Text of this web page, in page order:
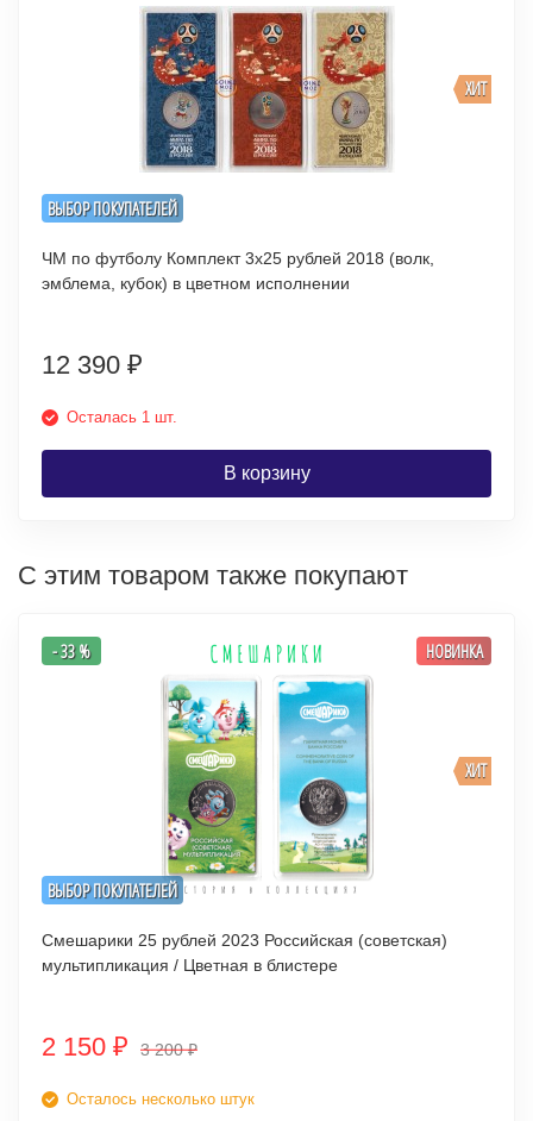
ВЫБОР ПОКУПАТЕЛЕЙ
ХИТ
ЧМ по футболу Комплект 3х25 рублей 2018 (волк,
эмблема, кубок) в цветном исполнении
12 390 ₽
Осталась 1 шт.
В корзину
С этим товаром также покупают
ВЫБОР ПОКУПАТЕЛЕЙ
ХИТ
- 33 % НОВИНКА
Смешарики 25 рублей 2023 Российская (советская)
мультипликация / Цветная в блистере
2 150 ₽ 3 200₽
Осталось несколько штук